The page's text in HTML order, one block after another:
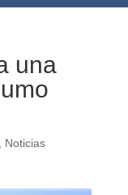
una
Noticias